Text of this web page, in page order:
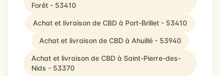
Forêt - 53410
Achat et livraison de CBD à Port-Brillet - 53410
Achat et livraison de CBD à Ahuillé - 53940
Achat et livraison de CBD à Saint-Pierre-des-
Nids - 53370